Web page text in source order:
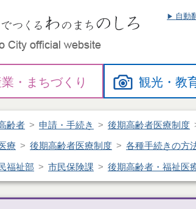
自動
・ まちづくり 観光・教
齢者 申請・手続き 後期高齢者医療制度
療 後期高齢者医療制度 各種手続きの方
福祉部 市民保険課 後期高齢者・福祉医